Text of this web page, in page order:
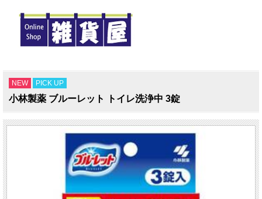
NEW PICK UP
小林製薬 ブルーレット トイレ洗浄中 3錠